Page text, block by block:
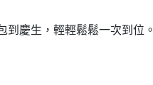
到慶生，輕輕鬆鬆一次到位。